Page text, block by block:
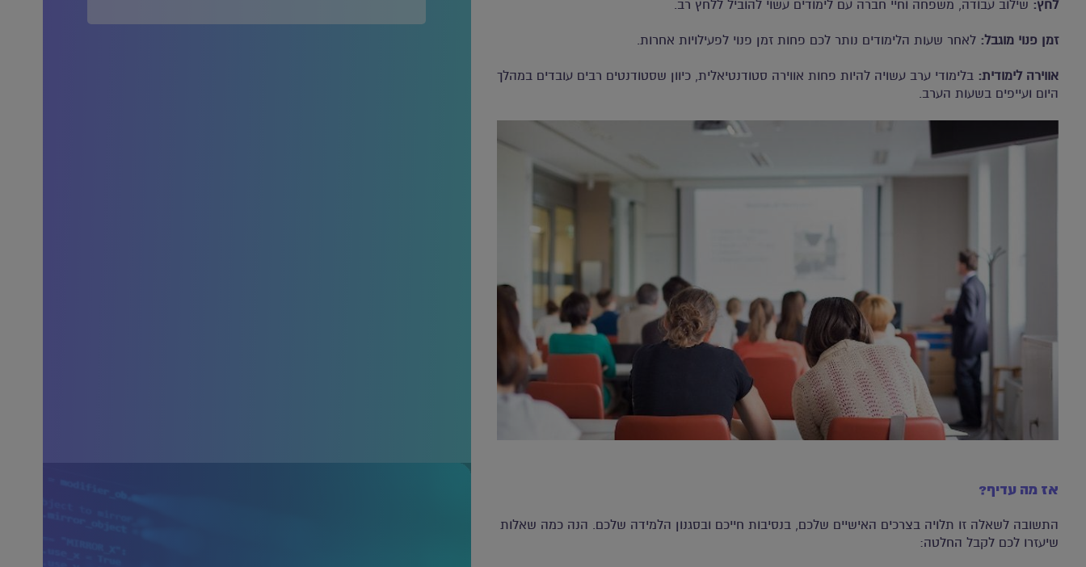
לחץ: שילוב עבודה, משפחה וחיי חברה עם לימודים עשוי להוביל ללחץ רב.
זמן פנוי מוגבל: לאחר שעות הלימודים נותר לכם פחות זמן פנוי לפעילויות אחרות.
אווירה לימודית: בלימודי ערב עשויה להיות פחות אווירה סטודנטיאלית, כיוון שסטודנטים רבים עובדים במהלך
היום ועייפים בשעות הערב.
אז מה עדיף?
התשובה לשאלה זו תלויה בצרכים האישיים שלכם, בנסיבות חייכם ובסגנון הלמידה שלכם. הנה כמה שאלות
שיעזרו לכם לקבל החלטה: